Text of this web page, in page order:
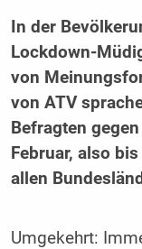
In der
Lockdown-
von
von ATV
Befragten
Februar, also
allen
Umgekehrt: